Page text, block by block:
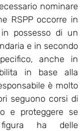
nominare
RSPP occorre in
possesso di un
e in secondo
anche in
in base alla
è molto
seguono corsi di
e proteggere se
ha delle